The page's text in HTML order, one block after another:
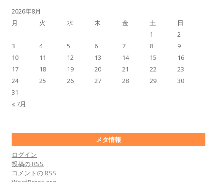
2026年8月
月
火 水 木 金 土 日
« 7月
1
2
3
4 5 6 7 8
9
10
11 12 13 14 15
16
17
18 19 20 21 22
23
24
25 26 27 28 29
30
31
メタ情報
ログイン
投稿の RSS
コメントの RSS